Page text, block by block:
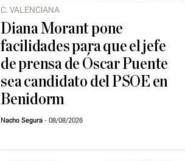
C. VALENCIANA
Diana Morant pone
facilidades para que el jefe
de prensa de Óscar Puente
sea candidato del PSOE en
Benidorm
Nacho Segura 08/08/2026